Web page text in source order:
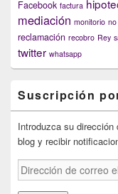
Facebook factura
mediación monitorio
reclamación recobro Rey
twitter whatsapp
Suscripción
Introduzca su
blog y recibir
Dirección
de